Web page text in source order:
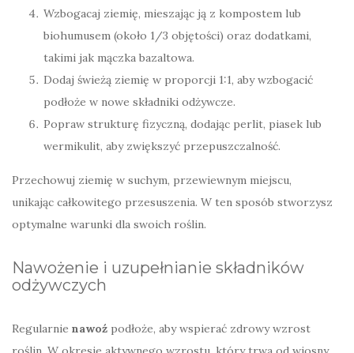
Wzbogacaj ziemię, mieszając ją z kompostem lub
biohumusem (około 1/3 objętości) oraz dodatkami,
takimi jak mączka bazaltowa.
Dodaj świeżą ziemię w proporcji 1:1, aby wzbogacić
podłoże w nowe składniki odżywcze.
Popraw strukturę fizyczną, dodając perlit, piasek lub
wermikulit, aby zwiększyć przepuszczalność.
Przechowuj ziemię w suchym, przewiewnym miejscu,
unikając całkowitego przesuszenia. W ten sposób stworzysz
optymalne warunki dla swoich roślin.
Nawożenie i uzupełnianie składników
odżywczych
Regularnie nawoź podłoże, aby wspierać zdrowy wzrost